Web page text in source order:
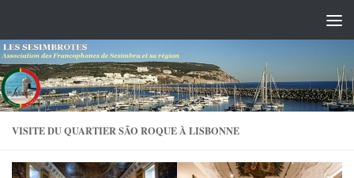
VISITE DU QUARTIER SÃO ROQUE À LISBONNE